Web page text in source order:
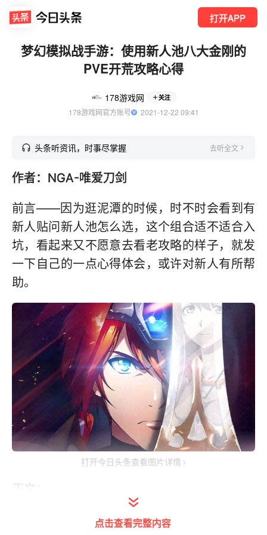
打开APP
梦幻模拟战手游：使用新人池八大金刚的
PVE开荒攻略心得
178游戏网 关注
178游戏网官方账号
  2021-12-22 09:41
头条听资讯，时事尽掌握 去听全文
作者：NGA-唯爱刀剑
前言——因为逛泥潭的时候，时不时会看到有
新人贴问新人池怎么选，这个组合适不适合入
坑，看起来又不愿意去看老攻略的样子，就发
一下自己的一点心得体会，或许对新人有所帮
助。
打开今日头条查看图片详情
正文：
新人开荒无外乎主线、时空裂缝、随机事件、
点击查看完整内容